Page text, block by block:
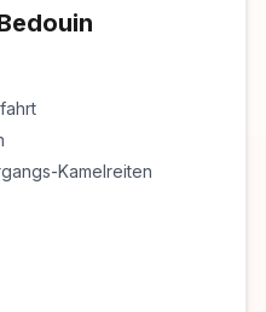
Kamelreiten